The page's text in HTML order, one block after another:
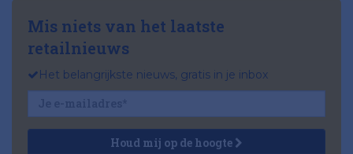
Mis niets van het laatste
retailnieuws
Het belangrijkste nieuws, gratis in je inbox
Houd mij op de hoogte